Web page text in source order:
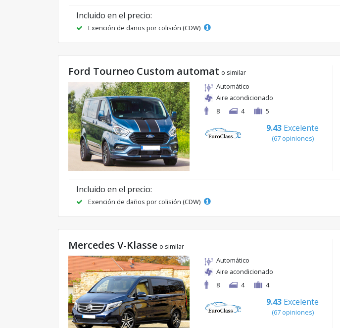
Incluido en el precio:
Exención de daños por colisión (CDW)
Ford Tourneo Custom automat o similar
Automático
Aire acondicionado
8
4 5
9.43 Excelente
(67 opiniones)
Incluido en el precio:
Exención de daños por colisión (CDW)
Mercedes V-Klasse o similar
Automático
Aire acondicionado
8
4 4
9.43 Excelente
(67 opiniones)